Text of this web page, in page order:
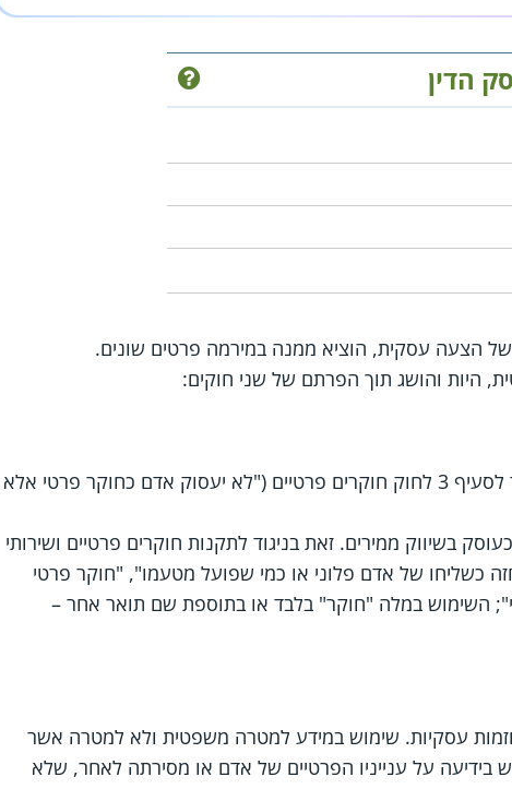
הדין
הצעה עסקית, הוציא ממנה במירמה פרטים שונים.
היות והושג תוך הפרתם של שני חוקים:
החקירה לא בוצעה על ידי חוקר מוסמך, אלא מתמחה, בניגוד לסעיף 3 לחוק חוקרים פרטיים ("לא יעסוק אדם כחוקר פרטי אלא
בשיווק ממירים. זאת בניגוד לתקנות חוקרים פרטיים ושירותי
כשליחו של אדם פלוני או כמי שפועל מטעמו", "חוקר פרטי
השימוש במלה "חוקר" בלבד או בתוספת שם תואר אחר –
עסקיות. שימוש במידע למטרה משפטית ולא למטרה אשר
הפרטיות ("שימוש בידיעה על ענייניו הפרטיים של אדם או מסירתה לאחר, שלא